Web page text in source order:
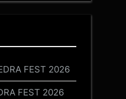
FEST 2026
FEST 2026